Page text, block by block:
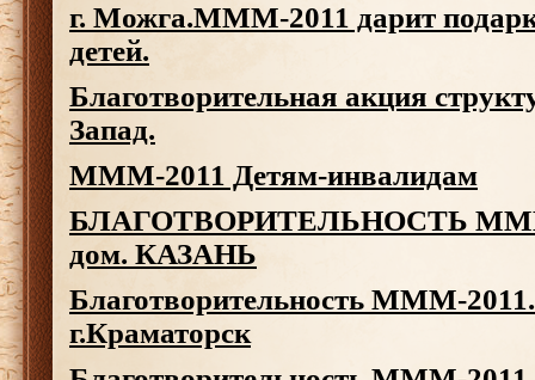
г. Можга.МММ-2011 дарит
детей.
Благотворительная акция
Запад.
МММ-2011 Детям-инвалидам
БЛАГОТВОРИТЕЛЬНОСТЬ МММ-
дом. КАЗАНЬ
Благотворительность МММ-
г.Краматорск